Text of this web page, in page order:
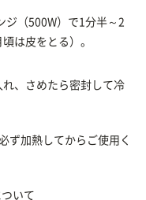
ジ（500W）で1分半～2
は皮をとる）。
、さめたら密封して冷
ず加熱してからご使用く
いて